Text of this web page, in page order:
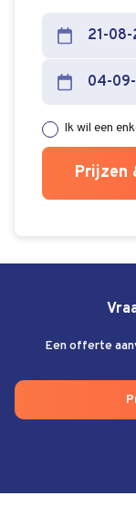
Ik wil een
Prijzen
Een offerte